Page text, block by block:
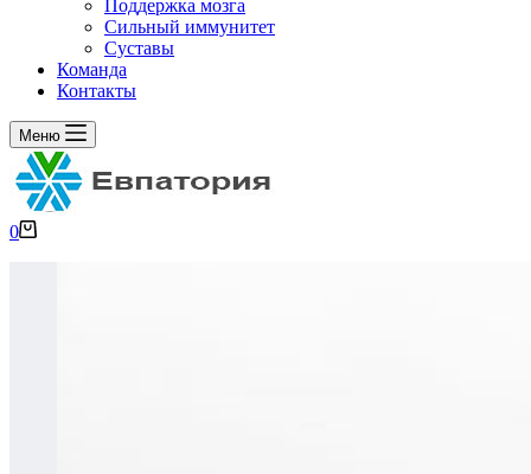
Поддержка мозга
Сильный иммунитет
Суставы
Команда
Контакты
Меню
0